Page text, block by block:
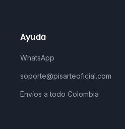
Ayuda
WhatsApp
soporte@pisarteoficial.com
Envíos a todo Colombia